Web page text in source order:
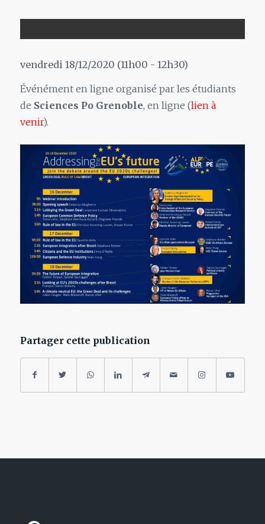
vendredi 18/12/2020 (11h00 - 12h30)
Événément en ligne organisé par les étudiants
de Sciences Po Grenoble, en ligne (lien à
venir).
Partager cette publication